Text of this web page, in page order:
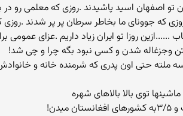
تو اصفهان اسید پاشیدند .روزی که معلمی رو
که جوونای ما بخاطر سرطان پر پر شدند .روزی
روزا تو ایران زیاد داریم .عزای عمومی
وجزغاله شدن و كسى نبود بگه چرا و چى شد!
حتى اون پدرى كه شرمنده خانه و
توى بالا بالاهاى شهره